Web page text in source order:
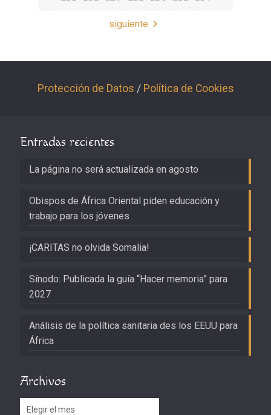
siguiente
Protección de Datos / Política de Cookies
Entradas recientes
La página no será actualizada en agosto
Obispos de África Oriental piden educación y
trabajo para los jóvenes
¡CARITAS no olvida Somalia!
Sínodo: Publicada la guía “Hacer memoria” para
2027
Análisis de la política sanitaria des los EEUU para
África
Archivos
Archivos